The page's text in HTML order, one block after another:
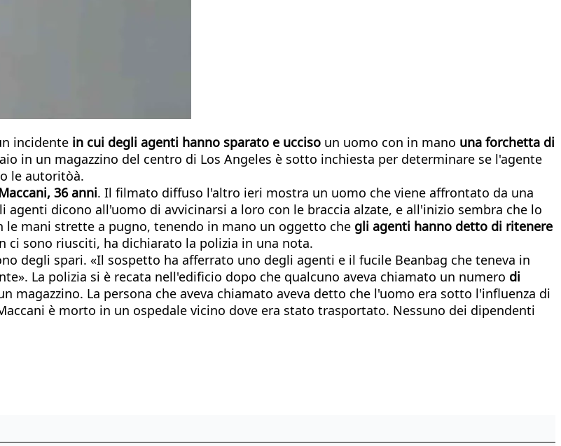
incidente in cui degli agenti hanno sparato e ucciso un uomo con in mano una forchetta di
in un magazzino del centro di Los Angeles è sotto inchiesta per determinare se l'agente
le autoritòà.
36 anni. Il filmato diffuso l'altro ieri mostra un uomo che viene affrontato da una
dicono all'uomo di avvicinarsi a loro con le braccia alzate, e all'inizio sembra che lo
mani strette a pugno, tenendo in mano un oggetto che gli agenti hanno detto di ritenere
sono riusciti, ha dichiarato la polizia in una nota.
degli spari. «Il sospetto ha afferrato uno degli agenti e il fucile Beanbag che teneva in
La polizia si è recata nell'edificio dopo che qualcuno aveva chiamato un numero di
magazzino. La persona che aveva chiamato aveva detto che l'uomo era sotto l'influenza di
è morto in un ospedale vicino dove era stato trasportato. Nessuno dei dipendenti